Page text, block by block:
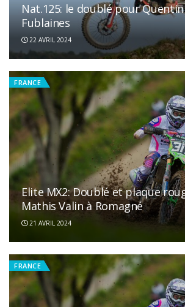
Nat.125: le doublé pour
22 AVRIL 2024
FRANCE
Elite MX2: Doublé et plaque
Mathis Valin à Romagné
21 AVRIL 2024
FRANCE